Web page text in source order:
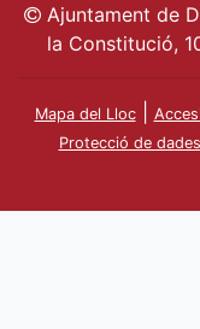
Ajuntament de
la Constitució,
Mapa del Lloc|
Protecció de